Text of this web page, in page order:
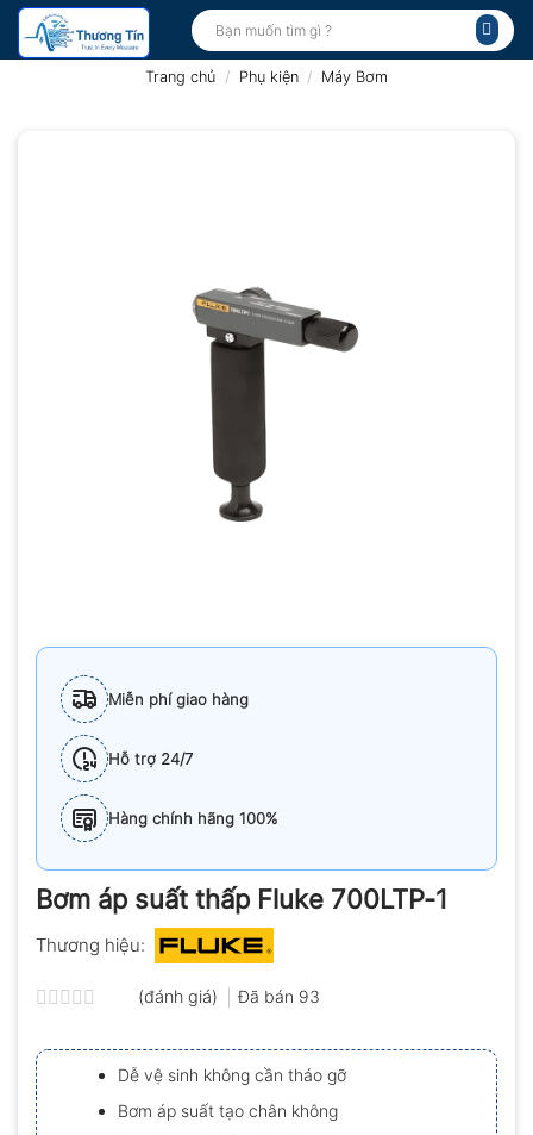
Bỏ
qua
Tìm
kiếm:
Trang chủ / Phụ kiện / Máy Bơm
Miễn phí giao hàng
Hỗ trợ 24/7
Hàng chính hãng 100%
Bơm áp suất thấp Fluke 700LTP-1
Thương hiệu:
xếp
hạng
0.0
5
sao
(đánh giá) Đã bán 93
Dễ vệ sinh không cần tháo gỡ
Bơm áp suất tạo chân không